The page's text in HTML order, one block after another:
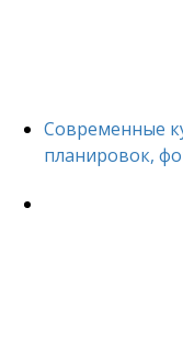
Современные
планировок,